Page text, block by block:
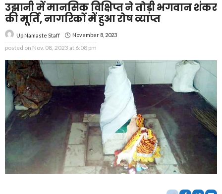
उझानी में मानसिक विक्षिप्त ने तोड़ी भगवान शंकर
की मूर्ति, नागरिकों में हुआ रोष व्याप्त
Up Namaste Staff November 8, 2023
posted on Nov. 08, 2023 at 6:08 pm